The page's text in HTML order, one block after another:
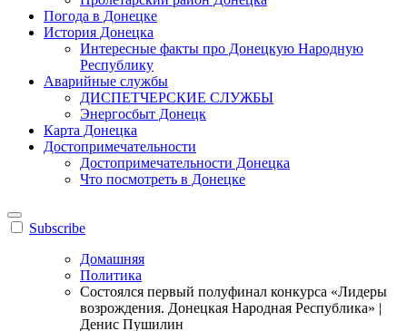
Погода в Донецке
История Донецка
Интересные факты про Донецкую Народную
Республику
Аварийные службы
ДИСПЕТЧЕРСКИЕ СЛУЖБЫ
Энергосбыт Донецк
Карта Донецка
Достопримечательности
Достопримечательности Донецка
Что посмотреть в Донецке
Subscribe
Домашняя
Политика
Состоялся первый полуфинал конкурса «Лидеры
возрождения. Донецкая Народная Республика» |
Денис Пушилин